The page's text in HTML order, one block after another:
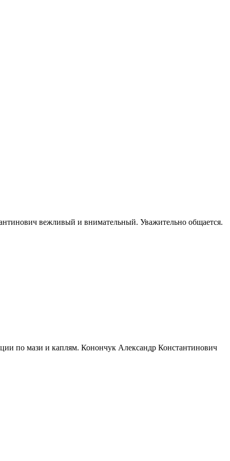
вежливый и внимательный. Уважительно общается.
по мази и каплям. Конончук Александр Константинович